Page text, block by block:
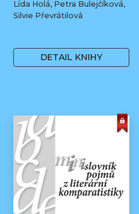
Lída Holá, Petra Bulejčíková,
Silvie Převrátilová
DETAIL KNIHY